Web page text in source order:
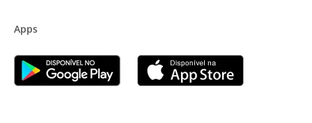
Apps